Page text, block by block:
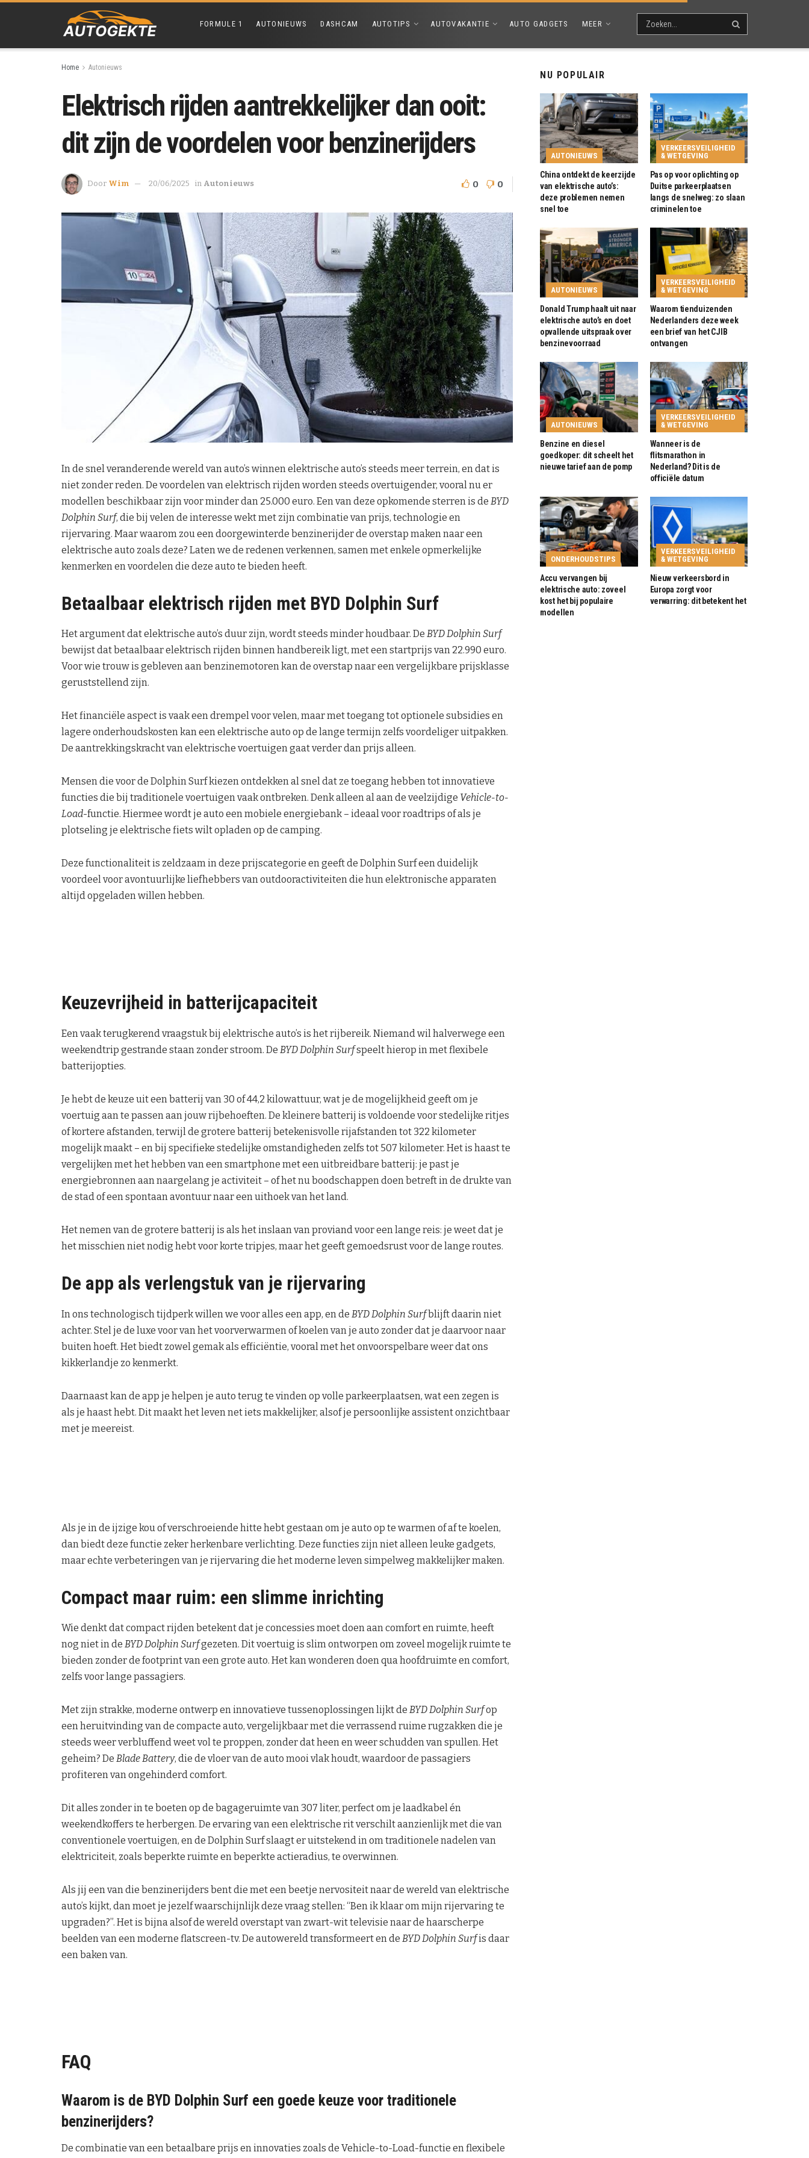
FORMULE 1 AUTONIEUWS DASHCAM AUTOTIPS AUTOVAKANTIE AUTO GADGETS MEER
Home Autonieuws
Elektrisch rijden aantrekkelijker dan ooit:
dit zijn de voordelen voor benzinerijders
Door Wim 20/06/2025 in Autonieuws 0 0
In de snel veranderende wereld van auto’s winnen elektrische auto’s steeds meer terrein, en dat is
niet zonder reden. De voordelen van elektrisch rijden worden steeds overtuigender, vooral nu er
modellen beschikbaar zijn voor minder dan 25.000 euro. Een van deze opkomende sterren is de BYD
Dolphin Surf, die bij velen de interesse wekt met zijn combinatie van prijs, technologie en
rijervaring. Maar waarom zou een doorgewinterde benzinerijder de overstap maken naar een
elektrische auto zoals deze? Laten we de redenen verkennen, samen met enkele opmerkelijke
kenmerken en voordelen die deze auto te bieden heeft.
Betaalbaar elektrisch rijden met BYD Dolphin Surf
Het argument dat elektrische auto’s duur zijn, wordt steeds minder houdbaar. De BYD Dolphin Surf
bewijst dat betaalbaar elektrisch rijden binnen handbereik ligt, met een startprijs van 22.990 euro.
Voor wie trouw is gebleven aan benzinemotoren kan de overstap naar een vergelijkbare prijsklasse
geruststellend zijn.
Het financiële aspect is vaak een drempel voor velen, maar met toegang tot optionele subsidies en
lagere onderhoudskosten kan een elektrische auto op de lange termijn zelfs voordeliger uitpakken.
De aantrekkingskracht van elektrische voertuigen gaat verder dan prijs alleen.
Mensen die voor de Dolphin Surf kiezen ontdekken al snel dat ze toegang hebben tot innovatieve
functies die bij traditionele voertuigen vaak ontbreken. Denk alleen al aan de veelzijdige Vehicle-to-
Load-functie. Hiermee wordt je auto een mobiele energiebank – ideaal voor roadtrips of als je
plotseling je elektrische fiets wilt opladen op de camping.
Deze functionaliteit is zeldzaam in deze prijscategorie en geeft de Dolphin Surf een duidelijk
voordeel voor avontuurlijke liefhebbers van outdooractiviteiten die hun elektronische apparaten
altijd opgeladen willen hebben.
Keuzevrijheid in batterijcapaciteit
Een vaak terugkerend vraagstuk bij elektrische auto’s is het rijbereik. Niemand wil halverwege een
weekendtrip gestrande staan zonder stroom. De BYD Dolphin Surfspeelt hierop in met flexibele
batterijopties.
Je hebt de keuze uit een batterij van 30 of 44,2 kilowattuur, wat je de mogelijkheid geeft om je
voertuig aan te passen aan jouw rijbehoeften. De kleinere batterij is voldoende voor stedelijke ritjes
of kortere afstanden, terwijl de grotere batterij betekenisvolle rijafstanden tot 322 kilometer
mogelijk maakt – en bij specifieke stedelijke omstandigheden zelfs tot 507 kilometer. Het is haast te
vergelijken met het hebben van een smartphone met een uitbreidbare batterij: je past je
energiebronnen aan naargelang je activiteit – of het nu boodschappen doen betreft in de drukte van
de stad of een spontaan avontuur naar een uithoek van het land.
Het nemen van de grotere batterij is als het inslaan van proviand voor een lange reis: je weet dat je
het misschien niet nodig hebt voor korte tripjes, maar het geeft gemoedsrust voor de lange routes.
De app als verlengstuk van je rijervaring
In ons technologisch tijdperk willen we voor alles een app, en de BYD Dolphin Surfblijft daarin niet
achter. Stel je de luxe voor van het voorverwarmen of koelen van je auto zonder dat je daarvoor naar
buiten hoeft. Het biedt zowel gemak als efficiëntie, vooral met het onvoorspelbare weer dat ons
kikkerlandje zo kenmerkt.
Daarnaast kan de app je helpen je auto terug te vinden op volle parkeerplaatsen, wat een zegen is
als je haast hebt. Dit maakt het leven net iets makkelijker, alsof je persoonlijke assistent onzichtbaar
met je meereist.
Als je in de ijzige kou of verschroeiende hitte hebt gestaan om je auto op te warmen of af te koelen,
dan biedt deze functie zeker herkenbare verlichting. Deze functies zijn niet alleen leuke gadgets,
maar echte verbeteringen van je rijervaring die het moderne leven simpelweg makkelijker maken.
Compact maar ruim: een slimme inrichting
Wie denkt dat compact rijden betekent dat je concessies moet doen aan comfort en ruimte, heeft
nog niet in de BYD Dolphin Surfgezeten. Dit voertuig is slim ontworpen om zoveel mogelijk ruimte te
bieden zonder de footprint van een grote auto. Het kan wonderen doen qua hoofdruimte en comfort,
zelfs voor lange passagiers.
Met zijn strakke, moderne ontwerp en innovatieve tussenoplossingen lijkt de BYD Dolphin Surfop
een heruitvinding van de compacte auto, vergelijkbaar met die verrassend ruime rugzakken die je
steeds weer verbluffend weet vol te proppen, zonder dat heen en weer schudden van spullen. Het
geheim? De Blade Battery, die de vloer van de auto mooi vlak houdt, waardoor de passagiers
profiteren van ongehinderd comfort.
Dit alles zonder in te boeten op de bagageruimte van 307 liter, perfect om je laadkabel én
weekendkoffers te herbergen. De ervaring van een elektrische rit verschilt aanzienlijk met die van
conventionele voertuigen, en de Dolphin Surf slaagt er uitstekend in om traditionele nadelen van
elektriciteit, zoals beperkte ruimte en beperkte actieradius, te overwinnen.
Als jij een van die benzinerijders bent die met een beetje nervositeit naar de wereld van elektrische
auto’s kijkt, dan moet je jezelf waarschijnlijk deze vraag stellen: “Ben ik klaar om mijn rijervaring te
upgraden?”. Het is bijna alsof de wereld overstapt van zwart-wit televisie naar de haarscherpe
beelden van een moderne flatscreen-tv. De autowereld transformeert en de BYD Dolphin Surfis daar
een baken van.
FAQ
Waarom is de BYD Dolphin Surf een goede keuze voor traditionele
benzinerijders?
De combinatie van een betaalbare prijs en innovaties zoals de Vehicle-to-Load-functie en flexibele
NU POPULAIR
AUTONIEUWS
China ontdekt de keerzijde
van elektrische auto’s:
deze problemen nemen
snel toe
VERKEERSVEILIGHEID
& WETGEVING
Pas op voor oplichting op
Duitse parkeerplaatsen
langs de snelweg: zo slaan
criminelen toe
AUTONIEUWS
Donald Trump haalt uit naar
elektrische auto’s en doet
opvallende uitspraak over
benzinevoorraad
VERKEERSVEILIGHEID
& WETGEVING
Waarom tienduizenden
Nederlanders deze week
een brief van het CJIB
ontvangen
AUTONIEUWS
Benzine en diesel
goedkoper: dit scheelt het
nieuwe tarief aan de pomp
VERKEERSVEILIGHEID
& WETGEVING
Wanneer is de
flitsmarathon in
Nederland? Dit is de
officiële datum
ONDERHOUDSTIPS
Accu vervangen bij
elektrische auto: zoveel
kost het bij populaire
modellen
VERKEERSVEILIGHEID
& WETGEVING
Nieuw verkeersbord in
Europa zorgt voor
verwarring: dit betekent het